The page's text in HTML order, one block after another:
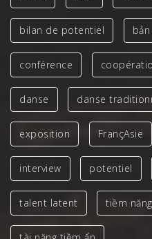
bilan de potentiel
conférence
danse danse
exposition FrançAsie
interview potentiel
talent latent tiềm năng